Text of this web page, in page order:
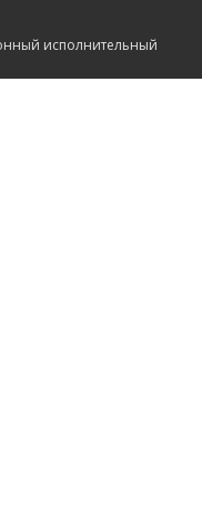
исполнительный